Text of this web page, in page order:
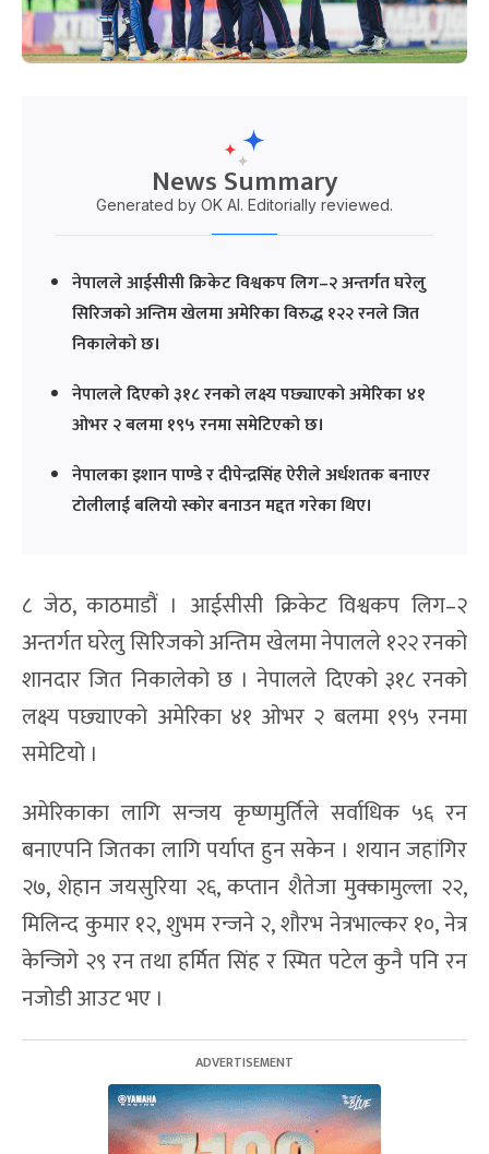
News Summary
Generated by OK AI. Editorially reviewed.
नेपालले आईसीसी क्रिकेट विश्वकप लिग–२ अन्तर्गत घरेलु
सिरिजको अन्तिम खेलमा अमेरिका विरुद्ध १२२ रनले जित
निकालेको छ।
नेपालले दिएको ३१८ रनको लक्ष्य पछ्याएको अमेरिका ४१
ओभर २ बलमा १९५ रनमा समेटिएको छ।
नेपालका इशान पाण्डे र दीपेन्द्रसिंह ऐरीले अर्धशतक बनाएर
टोलीलाई बलियो स्कोर बनाउन मद्दत गरेका थिए।
८ जेठ, काठमाडौं । आईसीसी क्रिकेट विश्वकप लिग–२
अन्तर्गत घरेलु सिरिजको अन्तिम खेलमा नेपालले १२२ रनको
शानदार जित निकालेको छ । नेपालले दिएको ३१८ रनको
लक्ष्य पछ्याएको अमेरिका ४१ ओभर २ बलमा १९५ रनमा
समेटियो ।
अमेरिकाका लागि सन्जय कृष्णमुर्तिले सर्वाधिक ५६ रन
बनाएपनि जितका लागि पर्याप्त हुन सकेन । शयान जहांगिर
२७, शेहान जयसुरिया २६, कप्तान शैतेजा मुक्कामुल्ला २२,
मिलिन्द कुमार १२, शुभम रन्जने २, शौरभ नेत्रभाल्कर १०, नेत्र
केन्जिगे २९ रन तथा हर्मित सिंह र स्मित पटेल कुनै पनि रन
नजोडी आउट भए ।